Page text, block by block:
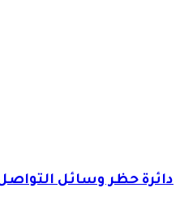
دائرة حظر وسائل